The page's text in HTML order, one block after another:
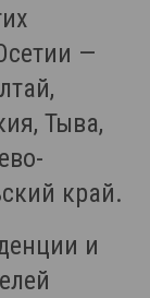
—
Тыва,
край.
и